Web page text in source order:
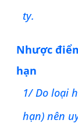
ty.
Nhược
hạn
1/ Do loại
hạn) nên